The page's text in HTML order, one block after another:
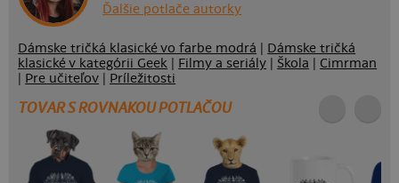
Ďalšie potlače autorky
Dámske tričká klasické vo farbe modrá
Dámske tričká
klasické v kategórii Geek
Filmy a seriály Škola
Cimrman
Pre učiteľov Príležitosti
TOVAR S ROVNAKOU POTLAČOU